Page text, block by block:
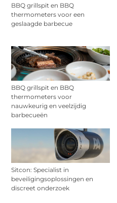
BBQ grillspit en BBQ
thermometers voor een
geslaagde barbecue
BBQ grillspit en BBQ
thermometers voor
nauwkeurig en veelzijdig
barbecueën
Sitcon: Specialist in
beveiligingsoplossingen en
discreet onderzoek